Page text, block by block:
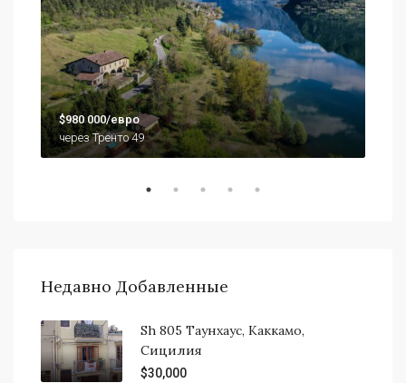
$980 000/евро
через Тренто 49
Недавно Добавленные
Sh 805 Таунхаус, Каккамо,
Сицилия
$30,000